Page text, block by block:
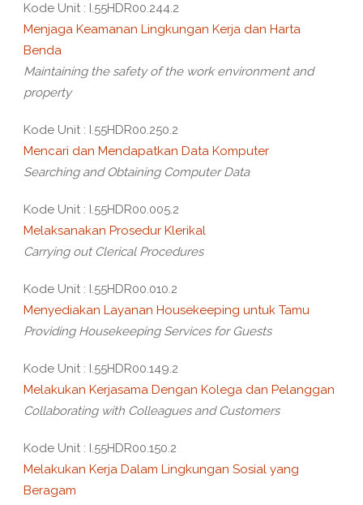
Kode Unit : I.55HDR00.244.2
Menjaga Keamanan Lingkungan Kerja dan Harta
Benda
Maintaining the safety of the work environment and
property
Kode Unit : I.55HDR00.250.2
Mencari dan Mendapatkan Data Komputer
Searching and Obtaining Computer Data
Kode Unit : I.55HDR00.005.2
Melaksanakan Prosedur Klerikal
Carrying out Clerical Procedures
Kode Unit : I.55HDR00.010.2
Menyediakan Layanan Housekeeping untuk Tamu
Providing Housekeeping Services for Guests
Kode Unit : I.55HDR00.149.2
Melakukan Kerjasama Dengan Kolega dan Pelanggan
Collaborating with Colleagues and Customers
Kode Unit : I.55HDR00.150.2
Melakukan Kerja Dalam Lingkungan Sosial yang
Beragam